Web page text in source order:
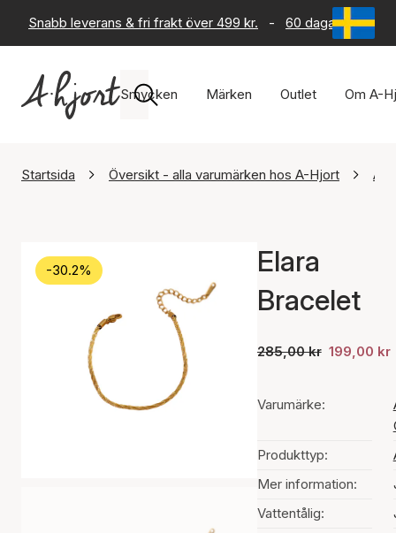
Snabb leverans & fri frakt över 499 kr. - 60 dagars
Smycken Märken Outlet Om A-
Startsida Översikt - alla varumärken hos A-Hjort
-30.2%
Elara
Bracelet
285,00 kr 199,00 kr
Varumärke:
Produkttyp:
Mer information:
Vattentålig: